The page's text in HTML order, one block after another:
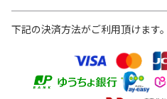
下記の決済方法がご利用頂けます。